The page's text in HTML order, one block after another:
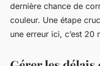
dernière chance de
couleur. Une étape
une erreur ici, c’est 20